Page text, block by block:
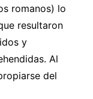
romanos) lo
resultaron
y
Al
del